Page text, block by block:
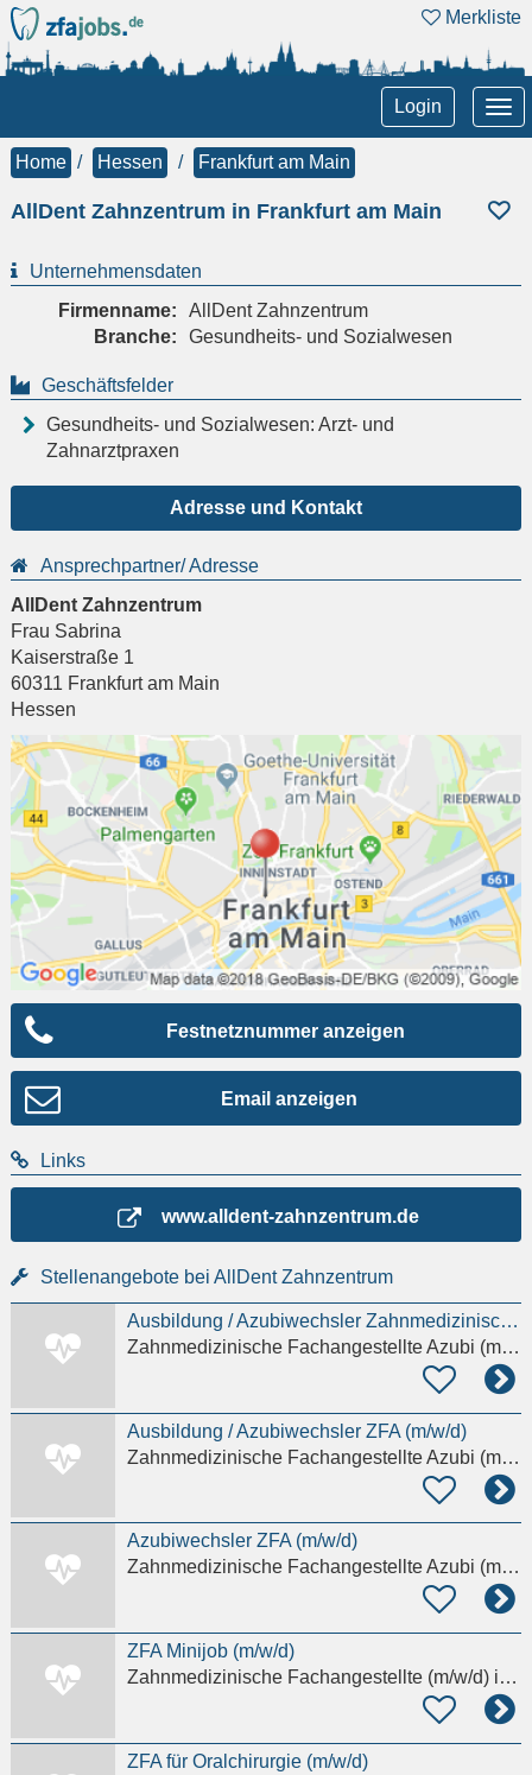
Merkliste
Login
Home Hessen Frankfurt am Main
AllDent Zahnzentrum in Frankfurt am Main
Unternehmensdaten
Firmenname:
AllDent Zahnzentrum
Branche:
Gesundheits- und Sozialwesen
Geschäftsfelder
Gesundheits- und Sozialwesen: Arzt- und
Zahnarztpraxen
Adresse und Kontakt
Ansprechpartner/ Adresse
AllDent Zahnzentrum
Frau Sabrina
Kaiserstraße 1
60311 Frankfurt am Main
Hessen
Festnetznummer anzeigen
Email anzeigen
Links
www.alldent-zahnzentrum.de
Stellenangebote bei AllDent Zahnzentrum
Ausbildung / Azubiwechsler Zahnmedizinische Fachangestellte / ZFA (m/w/d)
Zahnmedizinische Fachangestellte Azubi (m/w/d)
Ausbildung / Azubiwechsler ZFA (m/w/d)
Zahnmedizinische Fachangestellte Azubi (m/w/d)
Azubiwechsler ZFA (m/w/d)
Zahnmedizinische Fachangestellte Azubi (m/w/d)
ZFA Minijob (m/w/d)
Zahnmedizinische Fachangestellte (m/w/d)in Düsseldorf
ZFA für Oralchirurgie (m/w/d)